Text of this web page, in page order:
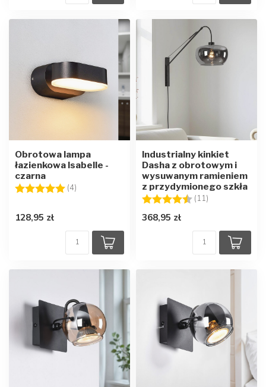
Obrotowa lampa
łazienkowa Isabelle -
czarna
Ocena:
(4) 5.0 na 5 gwiazdek
128,95 zł
Industrialny kinkiet
Dasha z obrotowym i
wysuwanym ramieniem
z przydymionego szkła
Ocena:
(11)
368,95 zł